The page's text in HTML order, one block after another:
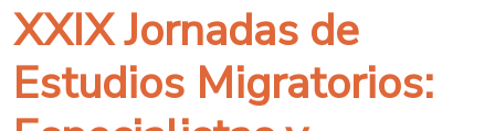
XXIX Jornadas de
Estudios Migratorios: